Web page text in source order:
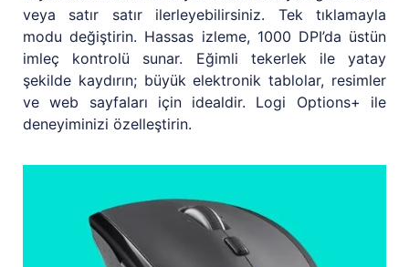
veya satır satır ilerleyebilirsiniz. Tek tıklamayla
modu değiştirin. Hassas izleme, 1000 DPI’da üstün
imleç kontrolü sunar. Eğimli tekerlek ile yatay
şekilde kaydırın; büyük elektronik tablolar, resimler
ve web sayfaları için idealdir. Logi Options+ ile
deneyiminizi özelleştirin.